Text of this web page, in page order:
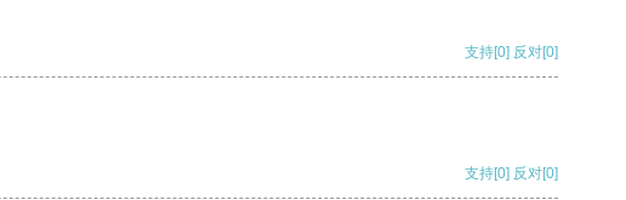
支持[0] 反对[0]
支持[0] 反对[0]